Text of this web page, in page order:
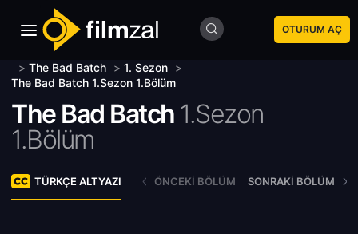
OTURUM AÇ
> The Bad Batch > 1. Sezon >
The Bad Batch 1.Sezon 1.Bölüm
The Bad Batch 1.Sezon
1.Bölüm
TÜRKÇE ALTYAZI ÖNCEKI BÖLÜM SONRAKI BÖLÜM